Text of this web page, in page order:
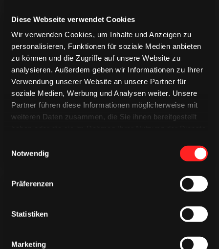
Diese Webseite verwendet Cookies
Wir verwenden Cookies, um Inhalte und Anzeigen zu
personalisieren, Funktionen für soziale Medien anbieten
zu können und die Zugriffe auf unsere Website zu
analysieren. Außerdem geben wir Informationen zu Ihrer
Verwendung unserer Website an unsere Partner für
soziale Medien, Werbung und Analysen weiter. Unsere
Partner führen diese Informationen möglicherweise mit
weiteren Daten zusammen, die Sie ihnen bereitgestellt
Notwendig
Präferenzen
Statistiken
Marketing
TRIKOTS
TRIKOTS
TRIKOTS